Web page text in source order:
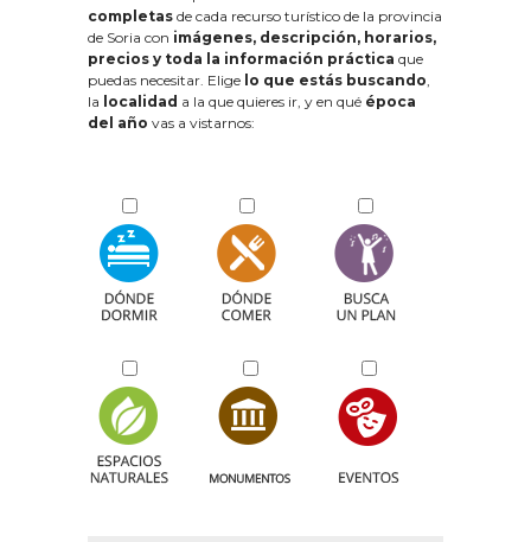
completas de cada recurso turístico de la provincia
de Soria con imágenes, descripción, horarios,
precios y toda la información práctica que
puedas necesitar. Elige lo que estás buscando,
la localidad a la que quieres ir, y en qué época
del año vas a vistarnos: